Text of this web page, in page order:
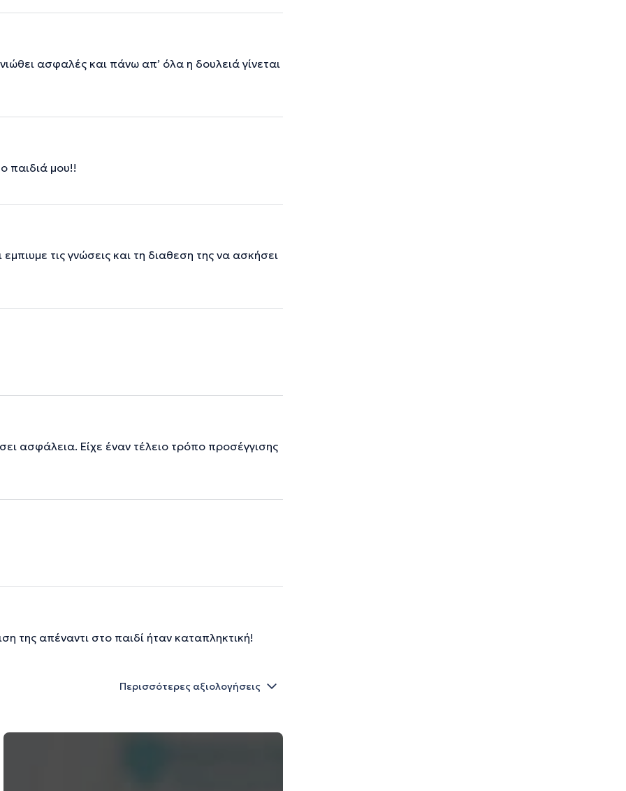
ασφαλές και πάνω απ’ όλα η δουλειά γίνεται
παιδιά μου!!
τις γνώσεις και τη διαθεση της να ασκήσει
ασφάλεια. Είχε έναν τέλειο τρόπο προσέγγισης
της απέναντι στο παιδί ήταν καταπληκτική!
Περισσότερες αξιολογήσεις